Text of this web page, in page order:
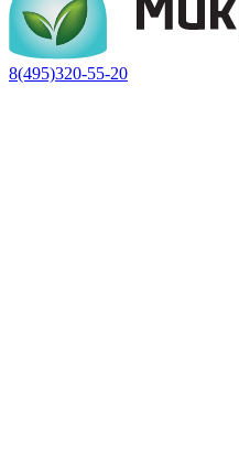
8(495)320-55-20